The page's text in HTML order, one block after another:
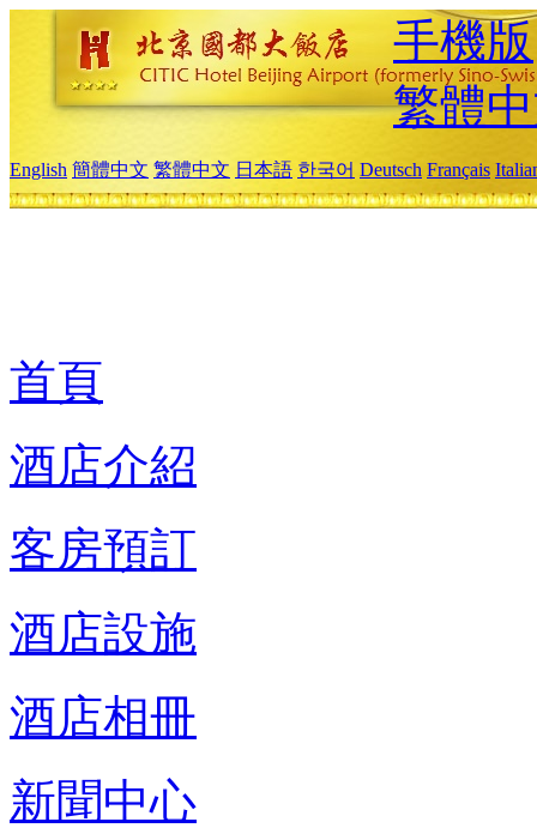
手機版
繁體
English 簡體中文 繁體中文 日本語 한국어 Deutsch Français
首頁
酒店介紹
客房預訂
酒店設施
酒店相冊
新聞中心